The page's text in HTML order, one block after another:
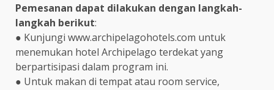
Pemesanan dapat dilakukan dengan langkah-
langkah berikut:
● Kunjungi www.archipelagohotels.com untuk
menemukan hotel Archipelago terdekat yang
berpartisipasi dalam program ini.
● Untuk makan di tempat atau room service,